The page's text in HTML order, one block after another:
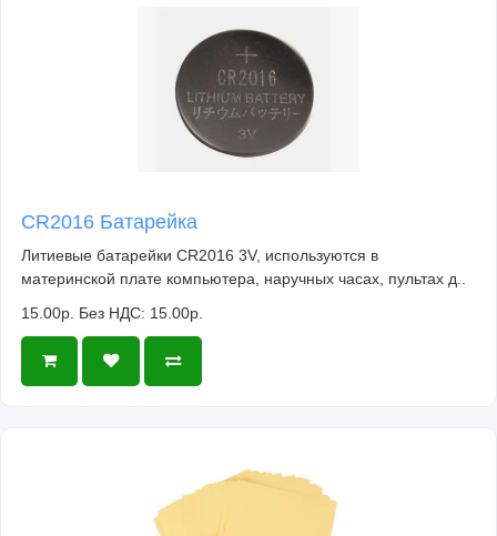
CR2016 Батарейка
Литиевые батарейки CR2016 3V, используются в
материнской плате компьютера, наручных часах, пультах д..
15.00р. Без НДС: 15.00р.